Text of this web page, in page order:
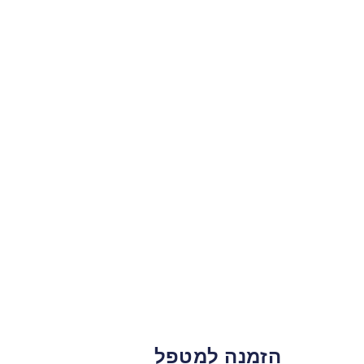
הזמנה למטפל